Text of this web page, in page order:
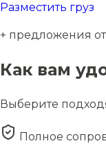
Разместить груз
+ предложения
Как вам
Выберите
Полное